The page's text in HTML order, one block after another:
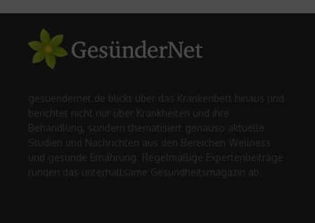
gesuendernet.de blickt über das Krankenbett hinaus und
berichtet nicht nur über Krankheiten und ihre
Behandlung, sondern thematisiert genauso aktuelle
Studien und Nachrichten aus den Bereichen Wellness
und gesunde Ernährung. Regelmäßige Expertenbeiträge
runden das unterhaltsame Gesundheitsmagazin ab.